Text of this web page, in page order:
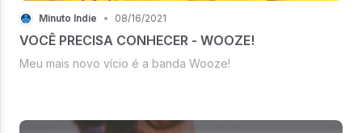
Minuto Indie • 08/16/2021
VOCÊ PRECISA CONHECER - WOOZE!
Meu mais novo vício é a banda Wooze!